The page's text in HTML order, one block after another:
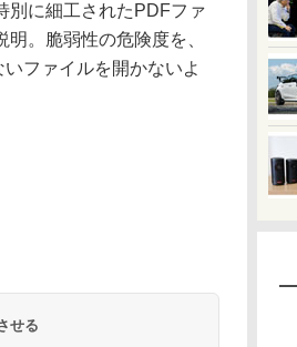
別に細工されたPDFファ
。脆弱性の危険度を、
ファイルを開かないよ
せる